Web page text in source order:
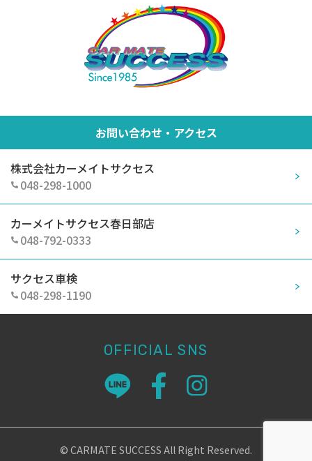
お問い合わせ・アクセス
株式会社カーメイトサクセス
048-298-1000
カーメイトサクセス春日部店
048-792-0333
サクセス車検
048-298-1190
OFFICIAL SNS
© CARMATE SUCCESS All Right Reserved.